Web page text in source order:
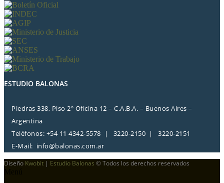
ESTUDIO BALONAS
Piedras 338, Piso 2º Oficina 12 – C.A.B.A. – Buenos Aires –
Argentina
Teléfonos: +54 11 4342-5578 | 3220-2150 | 3220-2151
E-Mail: info@balonas.com.ar
Diseño Kwobit | Estudio Balonas © Todos los derechos reservados